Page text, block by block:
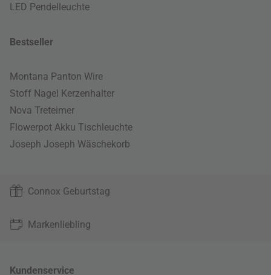
LED Pendelleuchte
Bestseller
Montana Panton Wire
Stoff Nagel Kerzenhalter
Nova Treteimer
Flowerpot Akku Tischleuchte
Joseph Joseph Wäschekorb
Connox Geburtstag
Markenliebling
Kundenservice